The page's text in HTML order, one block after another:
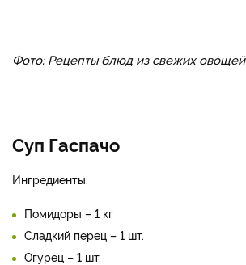
Фото: Рецепты блюд из свежих овощей
Суп Гаспачо
Ингредиенты:
Помидоры – 1 кг
Сладкий перец – 1 шт.
Огурец – 1 шт.